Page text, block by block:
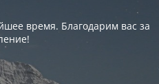
время. Благодарим вас за